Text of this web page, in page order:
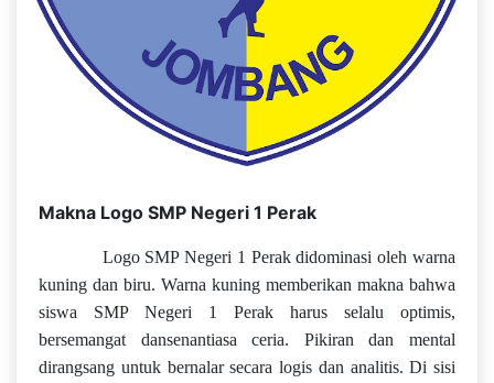
Makna Logo SMP Negeri 1 Perak
Logo SMP Negeri 1 Perak didominasi oleh warna
kuning dan biru. Warna kuning memberikan makna bahwa
siswa SMP Negeri 1 Perak harus selalu optimis,
bersemangat dansenantiasa ceria. Pikiran dan mental
dirangsang untuk bernalar secara logis dan analitis. Di sisi